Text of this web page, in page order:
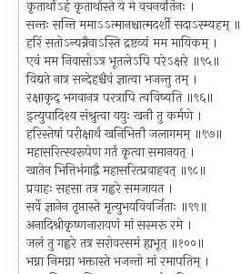
कृतार्थोऽहं कृतार्थास्ते ये मे वचनवर्तिनः ।
सन्तः सन्ति ममाऽऽत्मानश्चात्मदर्शी सदाऽस्म्यहम्
हरिं सतोऽन्यन्नैवाऽस्ति द्रष्टव्यं मम मायिकम् ।
एवं मम निवासोऽत्र भूतलेऽपि परेऽक्षरे ॥९५॥
विद्यते नात्र सन्देहश्चैवं ज्ञात्वा भजन्तु तम् ।
रक्षाकृद् भगवानत्र परत्रापि त्वविष्यति ॥९६॥
इत्युपादिश्य संश्रुत्वा ययुः खनौ तु कर्मणे ।
हरिस्तेषां परीक्षार्थं खनिभित्तौ जलागमम् ॥९७॥
महासरित्स्वरूपेण गर्तं कृत्वा समानयत् ।
खातेन भित्तिभंगाद्वै महासरित्प्रवाहवत् ॥९८॥
प्रवाहः सहसा तत्र गह्वरे समजायत ।
सर्वे ज्ञानेन तृप्तास्ते मृत्युभयविवर्जिताः ॥९९॥
अनादिश्रीकृष्णनारायणं मां सस्मरू रमे ।
जलं तु गह्वरे तत्र सरोवरसमं ह्यभूत् ॥१००॥
भग्ना निमग्ना भक्तास्ते भजन्तो मां रमापतिम् ।